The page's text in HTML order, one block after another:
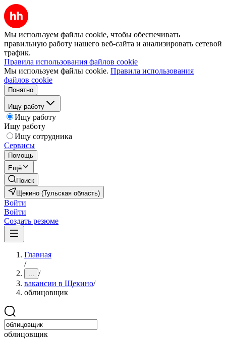
Мы используем файлы cookie, чтобы обеспечивать
правильную работу нашего веб-сайта и анализировать сетевой
трафик.
Правила использования файлов cookie
Мы используем файлы cookie. Правила использования
файлов cookie
Понятно
Ищу работу
Ищу работу
Ищу работу
Ищу сотрудника
Сервисы
Помощь
Ещё
Поиск
Щекино (Тульская область)
Войти
Войти
Создать резюме
Главная
/
... /
вакансии в Щекино/
облицовщик
облицовщик